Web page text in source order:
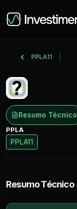
PPLA11
Resumo Técnico
PPLA
PPLA11
Resumo Técnico